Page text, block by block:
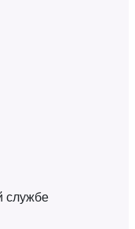
службе